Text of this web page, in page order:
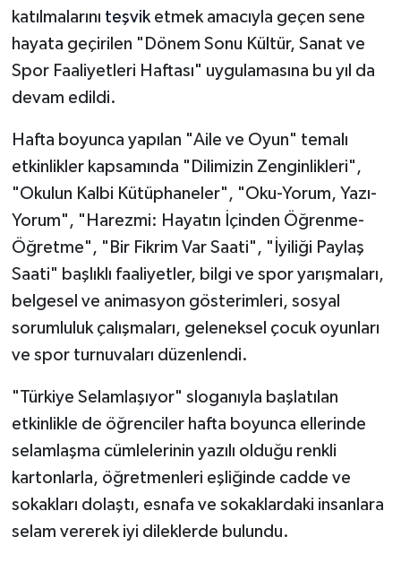
katılmalarını teşviketmek amacıyla geçen sene
hayata geçirilen "Dönem Sonu Kültür, Sanat ve
Spor Faaliyetleri Haftası" uygulamasına bu yıl da
devam edildi.
Hafta boyunca yapılan "Aile ve Oyun" temalı
etkinlikler kapsamında "Dilimizin Zenginlikleri",
"Okulun Kalbi Kütüphaneler", "Oku-Yorum, Yazı-
Yorum", "Harezmi: Hayatın İçinden Öğrenme-
Öğretme", "Bir Fikrim Var Saati", "İyiliği Paylaş
Saati" başlıklı faaliyetler, bilgi ve spor yarışmaları,
belgesel ve animasyon gösterimleri, sosyal
sorumluluk çalışmaları, geleneksel çocuk oyunları
ve spor turnuvaları düzenlendi.
"Türkiye Selamlaşıyor" sloganıyla başlatılan
etkinlikle de öğrenciler hafta boyunca ellerinde
selamlaşma cümlelerinin yazılı olduğu renkli
kartonlarla, öğretmenleri eşliğinde cadde ve
sokakları dolaştı, esnafa ve sokaklardaki insanlara
selam vererek iyi dileklerde bulundu.